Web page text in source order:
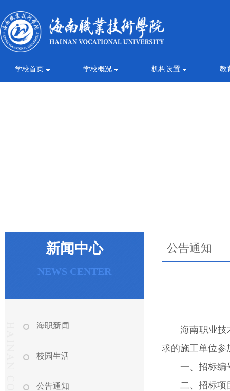
学校首页 学校概况 机构设置 教
新闻中心
NEWS CENTER
海职新闻
校园生活
公告通知
公告通知
海南职业技
求的施工单位参
一、招标编
二、招标项